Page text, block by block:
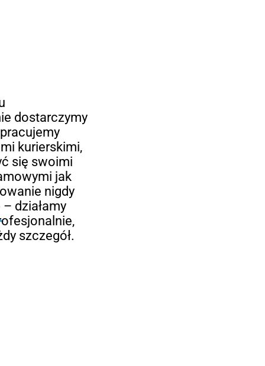
dostarczymy
kurierskimi,
się swoimi
jak
nigdy
działamy
szczegół.